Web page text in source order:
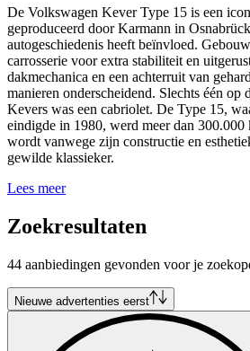
De Volkswagen Kever Type 15 is een
geproduceerd door Karmann in
autogeschiedenis heeft beïnvloed.
carrosserie voor extra stabiliteit en
dakmechanica en een achterruit van
manieren onderscheidend. Slechts één op
Kevers was een cabriolet. De Type 15,
eindigde in 1980, werd meer dan 300.000
wordt vanwege zijn constructie en
gewilde klassieker.
Lees meer
Zoekresultaten
44 aanbiedingen gevonden voor je
Nieuwe advertenties eerst